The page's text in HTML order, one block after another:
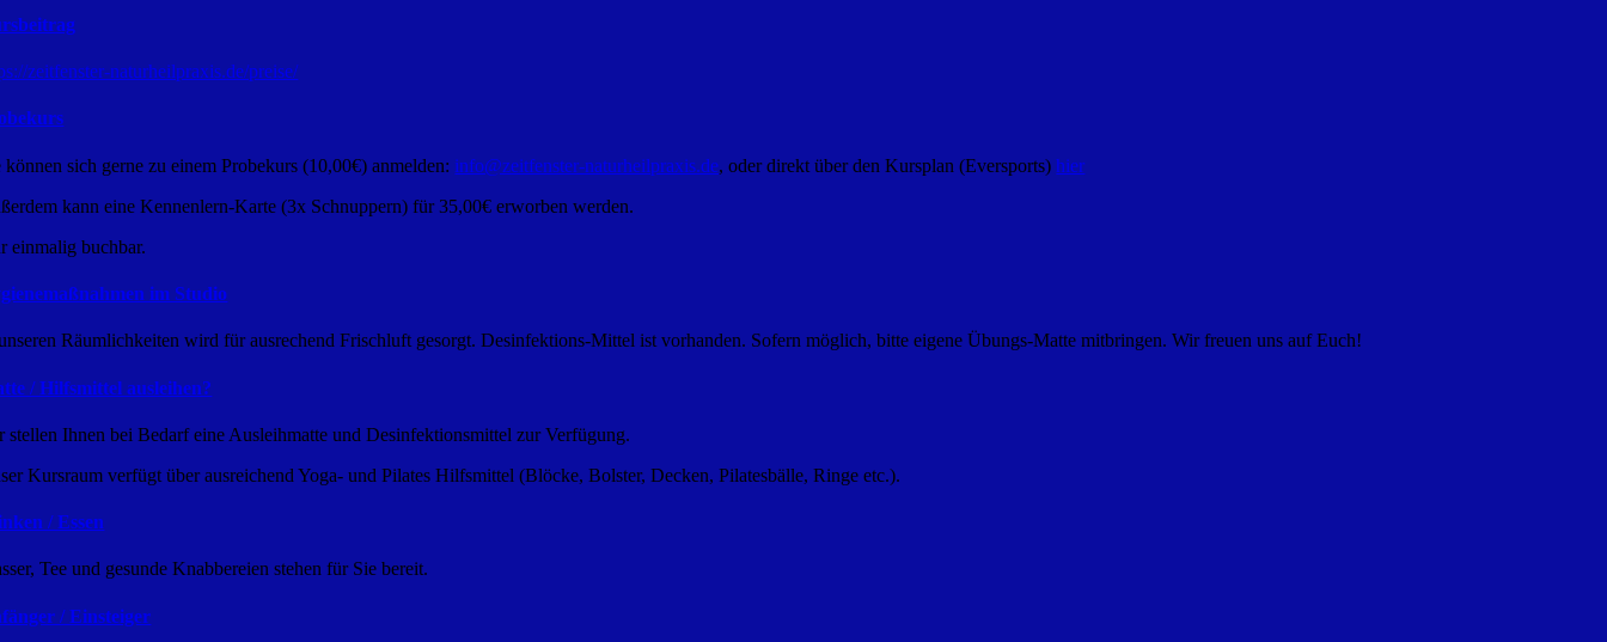
zeitfenster-naturheilpraxis.de/preise/
können sich gerne zu einem Probekurs (10,00€) anmelden: info@zeitfenster-naturheilpraxis.de, oder direkt über den Kursplan (Eversports)hier
kann eine Kennenlern-Karte (3x Schnuppern) für 35,00€ erworben werden.
einmalig buchbar.
im Studio
Räumlichkeiten wird für ausrechend Frischluft gesorgt. Desinfektions-Mittel ist vorhanden. Sofern möglich, bitte eigene Übungs-Matte mitbringen. Wir freuen uns auf Euch!
/ Hilfsmittel ausleihen?
stellen Ihnen bei Bedarf eine Ausleihmatte und Desinfektionsmittel zur Verfügung.
Kursraum verfügt über ausreichend Yoga- und Pilates Hilfsmittel (Blöcke, Bolster, Decken, Pilatesbälle, Ringe etc.).
/ Essen
Tee und gesunde Knabbereien stehen für Sie bereit.
/ Einsteiger